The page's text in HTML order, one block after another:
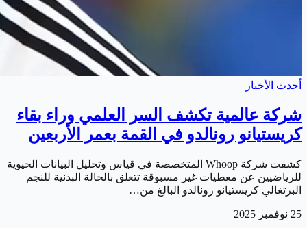
أحدث الأخبار
شركة عالمية تكشف السر العلمي وراء بقاء
كريستيانو رونالدو في القمة بعمر الأربعين
كشفت شركة Whoop المتخصصة في قياس وتحليل البيانات الحيوية
للرياضيين عن معطيات غير مسبوقة تتعلق بالحالة البدنية للنجم
البرتغالي كريستيانو رونالدو البالغ من…
25 نوفمبر 2025